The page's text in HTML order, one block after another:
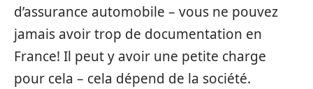
d’assurance automobile – vous ne pouvez
jamais avoir trop de documentation en
France! Il peut y avoir une petite charge
pour cela – cela dépend de la société.